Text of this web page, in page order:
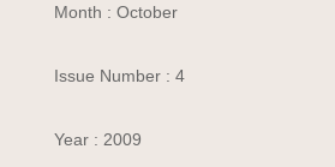
Month : October
Issue Number : 4
Year : 2009